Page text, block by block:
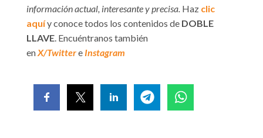
información actual, interesante y precisa. Haz clic
aquíy conoce todos los contenidos de DOBLE
LLAVE . Encuéntranos también
en X/Twittere Instagram